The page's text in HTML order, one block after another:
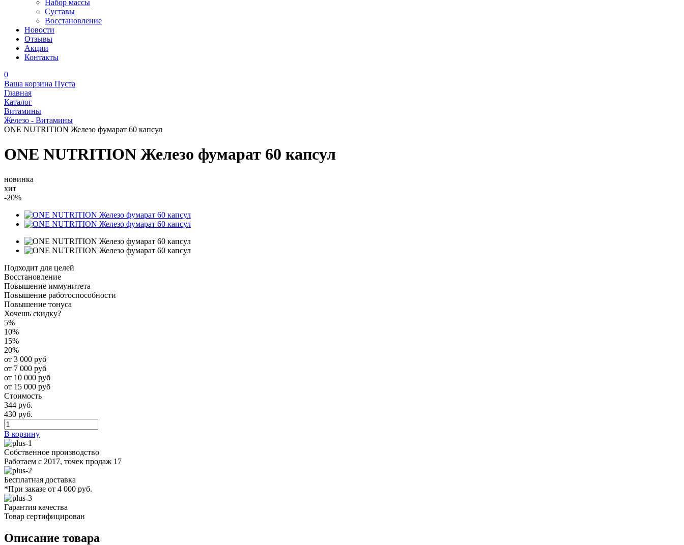
Набор массы
Суставы
Восстановление
Новости
Отзывы
Акции
Контакты
0
Ваша корзина Пуста
Главная
Каталог
Витамины
Железо - Витамины
ONE NUTRITION Железо фумарат 60 капсул
ONE NUTRITION Железо фумарат 60 капсул
новинка
хит
-20%
Подходит для целей
Восстановление
Повышение иммунитета
Повышение работоспособности
Повышение тонуса
Хочешь скидку?
5%
10%
15%
20%
от 3 000 руб
от 7 000 руб
от 10 000 руб
от 15 000 руб
Стоимость
344 руб.
430 руб.
В корзину
Собственное производство
Работаем с 2017, точек продаж 17
Бесплатная доставка
*При заказе от 4 000 руб.
Гарантия качества
Товар сертифицирован
Описание товара